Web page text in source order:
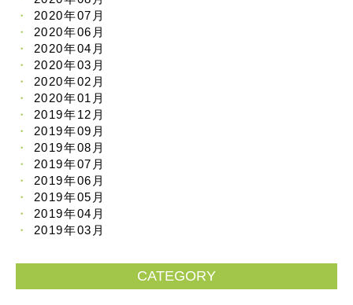
2020年07月
2020年06月
2020年04月
2020年03月
2020年02月
2020年01月
2019年12月
2019年09月
2019年08月
2019年07月
2019年06月
2019年05月
2019年04月
2019年03月
CATEGORY